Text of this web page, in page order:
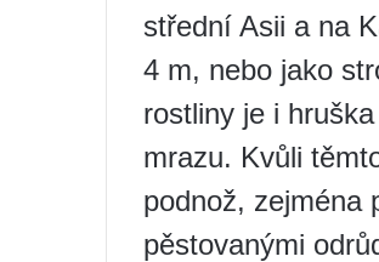
střední Asii a na
4 m, nebo jako
rostliny je i
mrazu. Kvůli
podnož, zejména
pěstovanými